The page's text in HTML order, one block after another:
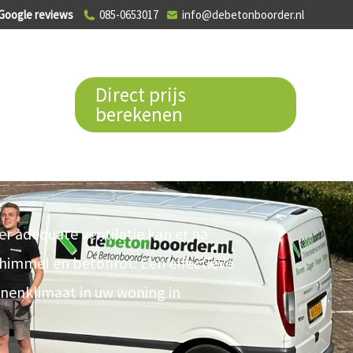
reviews 085-0653017 info@debetonboorder.nl
Direct prijs
berekenen
ventileren in
adequate ventilatie kan er na
en betonrot. Een effectieve
in uw woning in